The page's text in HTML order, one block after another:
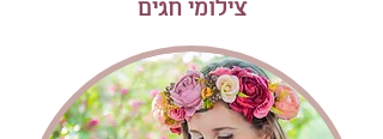
צילומי חגים